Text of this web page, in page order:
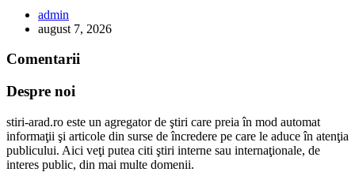
admin
august 7, 2026
Comentarii
Despre noi
stiri-arad.ro este un agregator de ştiri care preia în mod automat
informaţii şi articole din surse de încredere pe care le aduce în atenţia
publicului. Aici veţi putea citi ştiri interne sau internaţionale, de
interes public, din mai multe domenii.